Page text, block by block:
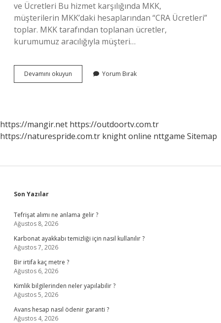
ve Ücretleri Bu hizmet karşılığında MKK,
müşterilerin MKK’daki hesaplarından “CRA Ücretleri”
toplar. MKK tarafından toplanan ücretler,
kurumumuz aracılığıyla müşteri…
Devamını okuyun
Ücreti
Yorum Bırak
https://mangir.net https://outdoortv.com.tr
https://naturespride.com.tr knight online nttgame Sitemap
Sidebar
Son Yazılar
Tefrişat alımı ne anlama gelir ?
Ağustos 8, 2026
Karbonat ayakkabı temizliği için nasıl kullanılır ?
Ağustos 7, 2026
Bir irtifa kaç metre ?
Ağustos 6, 2026
Kimlik bilgilerinden neler yapılabilir ?
Ağustos 5, 2026
Avans hesap nasıl ödenir garanti ?
Ağustos 4, 2026